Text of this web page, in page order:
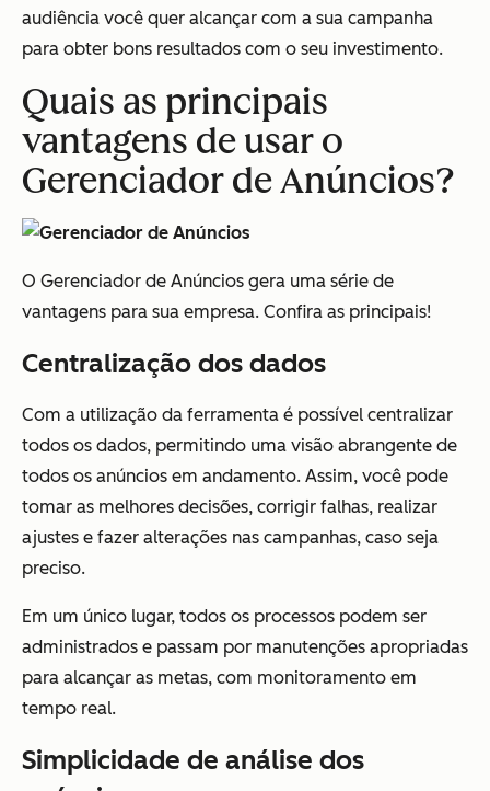
audiência você quer alcançar com a sua campanha
para obter bons resultados com o seu investimento.
Quais as principais
vantagens de usar o
Gerenciador de Anúncios?
O Gerenciador de Anúncios gera uma série de
vantagens para sua empresa. Confira as principais!
Centralização dos dados
Com a utilização da ferramenta é possível centralizar
todos os dados, permitindo uma visão abrangente de
todos os anúncios em andamento. Assim, você pode
tomar as melhores decisões, corrigir falhas, realizar
ajustes e fazer alterações nas campanhas, caso seja
preciso.
Em um único lugar, todos os processos podem ser
administrados e passam por manutenções apropriadas
para alcançar as metas, com monitoramento em
tempo real.
Simplicidade de análise dos